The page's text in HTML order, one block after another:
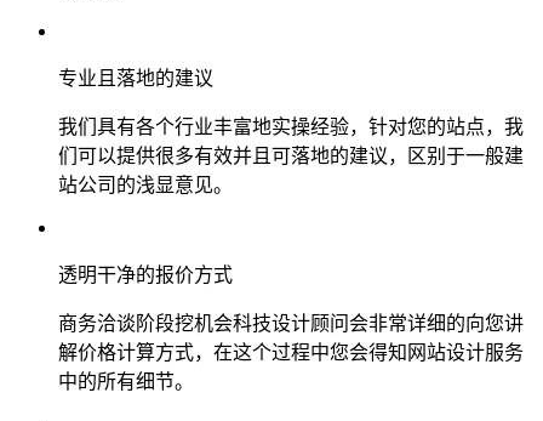
专业且落地的建议
我们具有各个行业丰富地实操经验，针对您的站点，我
们可以提供很多有效并且可落地的建议，区别于一般建
站公司的浅显意见。
透明干净的报价方式
商务洽谈阶段挖机会科技设计顾问会非常详细的向您讲
解价格计算方式，在这个过程中您会得知网站设计服务
中的所有细节。